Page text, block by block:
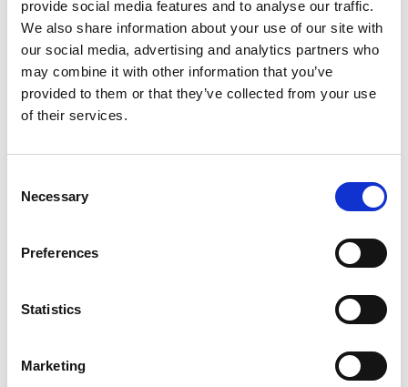
provide social media features and to analyse our traffic.
We also share information about your use of our site with
our social media, advertising and analytics partners who
may combine it with other information that you’ve
provided to them or that they’ve collected from your use
of their services.
Selection
Necessary
Preferences
Statistics
Marketing
de betrokkenheid van medewerkers inMotivatie van
medewerkers: het belang van kernwaarden.
3. Blijf voortdoen
communicatie vraagt om een constante stroom van
informatie en dialoog. Bijvoorbeeld: probeer als
manager in plaats van jaarlijkse beoordelingen tijd te
de hoogte te blijven van de werkdruk en het
werkplezier van je teamleden. Vraag ze hoe het met
kant, weet wanneer je te maken hebt met "less is
aan informatie. Wat je hen wilt vertellen of vragen,
moet altijd relevant zijn voor de ontvanger.